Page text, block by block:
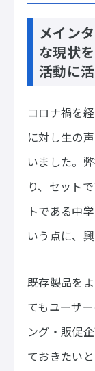
メイン
な現状
活動に
コロナ禍を
に対し生の
いました。
り、セット
トである中
いう点に、
既存製品を
てもユーザ
ング・販促
ておきたい